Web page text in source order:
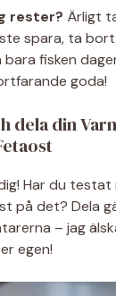
rester? Ärligt
spara, ta
fisken
goda!
dela din
Har du
på det? Dela
– jag
egen!